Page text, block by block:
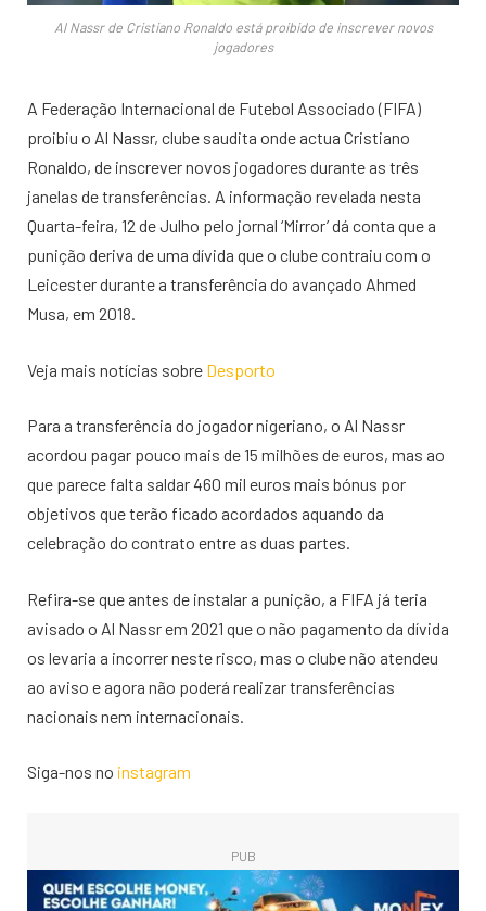
Al Nassr de Cristiano Ronaldo está proibido de inscrever novos
jogadores
A Federação Internacional de Futebol Associado (FIFA)
proibiu o Al Nassr, clube saudita onde actua Cristiano
Ronaldo, de inscrever novos jogadores durante as três
janelas de transferências. A informação revelada nesta
Quarta-feira, 12 de Julho pelo jornal ‘Mirror’ dá conta que a
punição deriva de uma dívida que o clube contraiu com o
Leicester durante a transferência do avançado Ahmed
Musa, em 2018.
Veja mais notícias sobre Desporto
Para a transferência do jogador nigeriano, o Al Nassr
acordou pagar pouco mais de 15 milhões de euros, mas ao
que parece falta saldar 460 mil euros mais bónus por
objetivos que terão ficado acordados aquando da
celebração do contrato entre as duas partes.
Refira-se que antes de instalar a punição, a FIFA já teria
avisado o Al Nassr em 2021 que o não pagamento da dívida
os levaria a incorrer neste risco, mas o clube não atendeu
ao aviso e agora não poderá realizar transferências
nacionais nem internacionais.
Siga-nos no instagram
PUB